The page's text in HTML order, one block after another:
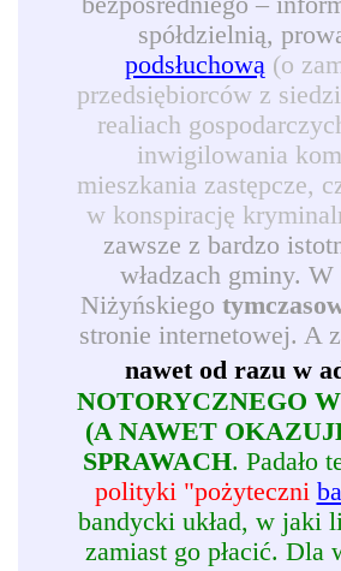
spółdzielnią,
podsłuchową (o
przedsiębiorców z
realiach
inwigilowania
mieszkania zastępcze,
w konspirację
zawsze z bardzo
władzach gminy.
Niżyńskiego
stronie internetowej. A
nawet od razu w
NOTORYCZNEGO
(A NAWET
SPRAWACH. Padało
polityki "pożyteczni
bandycki układ, w jaki
zamiast go płacić. Dla